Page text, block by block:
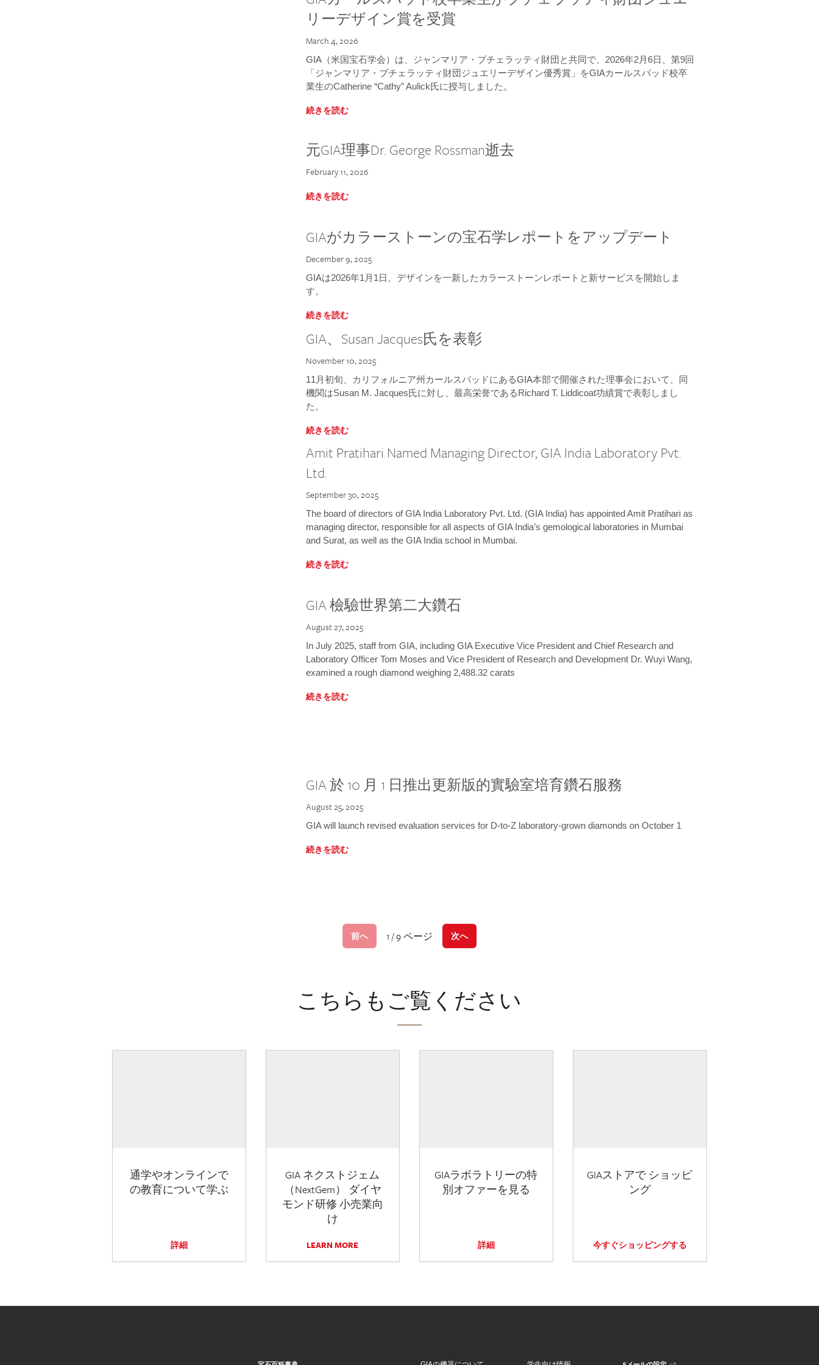
リーデザイン賞を受賞
March 4, 2026
GIA（米国宝石学会）は、ジャンマリア・ブチェラッティ財団と共同で、2026年2月6日、第9回
「ジャンマリア・ブチェラッティ財団ジュエリーデザイン優秀賞」をGIAカールスバッド校卒
業生のCatherine “Cathy” Aulick氏に授与しました。
続きを読む
元GIA理事Dr. George Rossman逝去
February 11, 2026
続きを読む
GIAがカラーストーンの宝石学レポートをアップデート
December 9, 2025
GIAは2026年1月1日、デザインを一新したカラーストーンレポートと新サービスを開始しま
す。
続きを読む
GIA、Susan Jacques氏を表彰
November 10, 2025
11月初旬、カリフォルニア州カールスバッドにあるGIA本部で開催された理事会において、同
機関はSusan M. Jacques氏に対し、最高栄誉であるRichard T. Liddicoat功績賞で表彰しまし
た。
続きを読む
Amit Pratihari Named Managing Director, GIA India Laboratory Pvt.
Ltd.
September 30, 2025
The board of directors of GIA India Laboratory Pvt. Ltd. (GIA India) has appointed Amit Pratihari as
managing director, responsible for all aspects of GIA India’s gemological laboratories in Mumbai
and Surat, as well as the GIA India school in Mumbai.
続きを読む
GIA 檢驗世界第二大鑽石
August 27, 2025
In July 2025, staff from GIA, including GIA Executive Vice President and Chief Research and
Laboratory Officer Tom Moses and Vice President of Research and Development Dr. Wuyi Wang,
examined a rough diamond weighing 2,488.32 carats
続きを読む
GIA 於 10 月 1 日推出更新版的實驗室培育鑽石服務
August 25, 2025
GIA will launch revised evaluation services for D-to-Z laboratory-grown diamonds on October 1
続きを読む
前へ 1 / 9 ページ 次へ
こちらもご覧ください
通学やオンラインで
の教育について学ぶ
詳細
GIA ネクストジェム
（NextGem） ダイヤ
モンド研修 小売業向
け
LEARN MORE
GIAラボラトリーの特
別オファーを見る
詳細
GIAストアで ショッピ
ング
今すぐショッピングする